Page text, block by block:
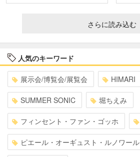
さらに読み込む
人気のキーワード
展示会/博覧会/展覧会 HIMARI
SUMMER SONIC 堀ちえみ
フィンセント・ファン・ゴッホ
ピエール・オーギュスト・ルノワール